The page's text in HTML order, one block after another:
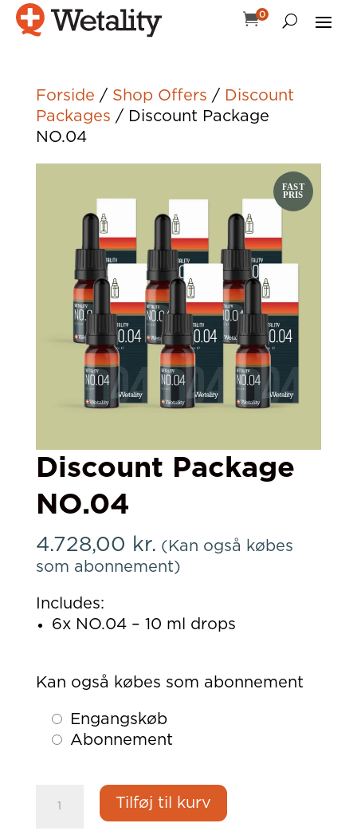
0
Forside / Shop Offers / Discount
Packages / Discount Package
NO.04
Discount Package
NO.04
4.728,00 kr. (Kan også købes
som abonnement)
Includes:
6x NO.04 – 10 ml drops
Kan også købes som abonnement
Choose
purchase
Engangskøb
Abonnement
Discount
Package
Tilføj til kurv